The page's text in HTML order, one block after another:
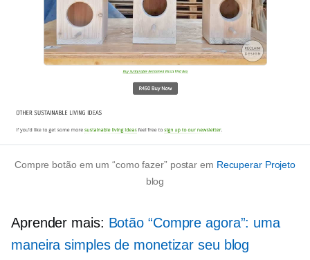
Compre botão em um“como fazer” postar em Recuperar Projeto
blog
Aprender mais: Botão “Compre agora”: uma
maneira simples de monetizar seu blog